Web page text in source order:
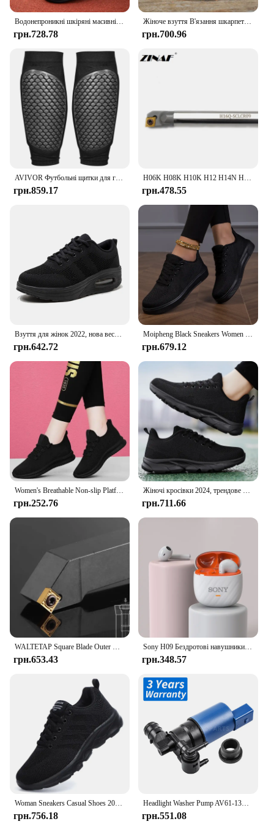
Водонепроникні шкіряні масивні кросівки для жінок, кросівки, повсякденне спортивне взуття, чорні кросівки, осінь, весна
грн.728.78
Жіноче взуття В'язання шкарпеток Кросівки Жіноче легке повсякденне взуття без шнурівки Жіночі лофери великих розмірів Walking Famela
грн.700.96
AVIVOR Футбольні щитки для гомілки Рукава Двошарові накладки для гомілки для дітей Молоді Дорослі Футбольні ігри Захисне футбольне спорядження
грн.859.17
H06K H08K H10K H12 H14N H16Q SCLCR06 SCLCR09 Integral HSS high speed steel anti-vibration boring holder for CCMT carbide insert
грн.478.55
грн.642.72 грн.679.12
грн.252.76 грн.711.66
грн.653.43
Sony H09 Бездротові навушники Bluetooth HD Навушники для дзвінків Справжній стереозвук Гарнітура Спорт Гра Музика Навушники-вкладиші з мікрофоном
грн.348.57
грн.756.18
Headlight Washer Pump AV61-13K082-AA,31276093,31416483 For VOLVO S60,V60 2010-2018 / FORD C-MAX,GRAND C-MAX 2011-
грн.551.08